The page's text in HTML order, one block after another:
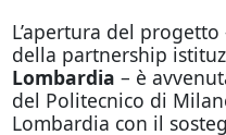
L’apertura del
della partnership
Lombardia – è
del Politecnico di
Lombardia con il